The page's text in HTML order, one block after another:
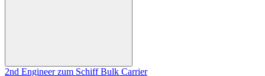
2nd Engineer zum Schiff Bulk Carrier